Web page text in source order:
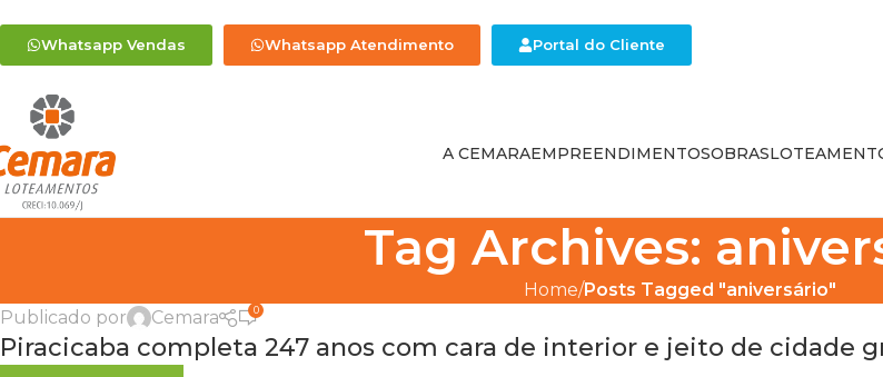
Whatsapp Vendas Whatsapp Atendimento Portal do Cliente
A CEMARAEMPREENDIMENTOSOBRAS
Tag Archives:
Home Posts Tagged "aniversário"
Publicado por
Cemara 0
Piracicaba completa 247 anos com cara de interior e jeito de cidade